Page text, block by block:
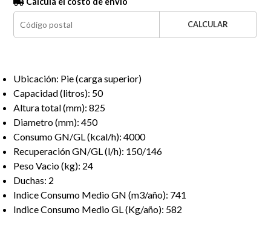
CALCULAR
Ubicación: Pie (carga superior)
Capacidad (litros): 50
Altura total (mm): 825
Diametro (mm): 450
Consumo GN/GL (kcal/h): 4000
Recuperación GN/GL (l/h): 150/146
Peso Vacio (kg): 24
Duchas: 2
Indice Consumo Medio GN (m3/año): 741
Indice Consumo Medio GL (Kg/año): 582